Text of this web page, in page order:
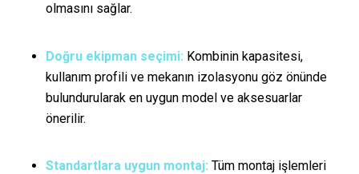
olmasını sağlar.
Doğru ekipman seçimi: Kombinin kapasitesi,
kullanım profili ve mekanın izolasyonu göz önünde
bulundurularak en uygun model ve aksesuarlar
önerilir.
Standartlara uygun montaj: Tüm montaj işlemleri